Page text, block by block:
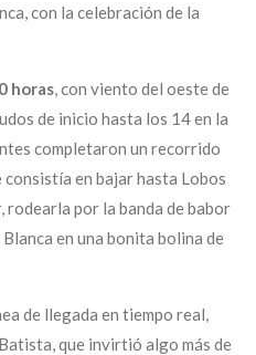
con la celebración de la
horas, con viento del oeste de
de inicio hasta los 14 en la
completaron un recorrido
consistía en bajar hasta Lobos
rodearla por la banda de babor
en una bonita bolina de
de llegada en tiempo real,
que invirtió algo más de